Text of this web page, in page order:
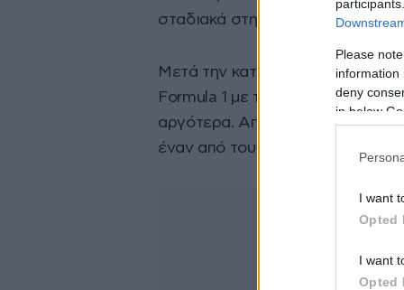
Please
information
deny
in below
I want
Opted
I want
Opted
σταδιακά στην κορυφή του
Μετά την κατάκτηση του τίτλου
Formula 1 με τη Sauber το
αργότερα. Από τότε
έναν από τους πιο